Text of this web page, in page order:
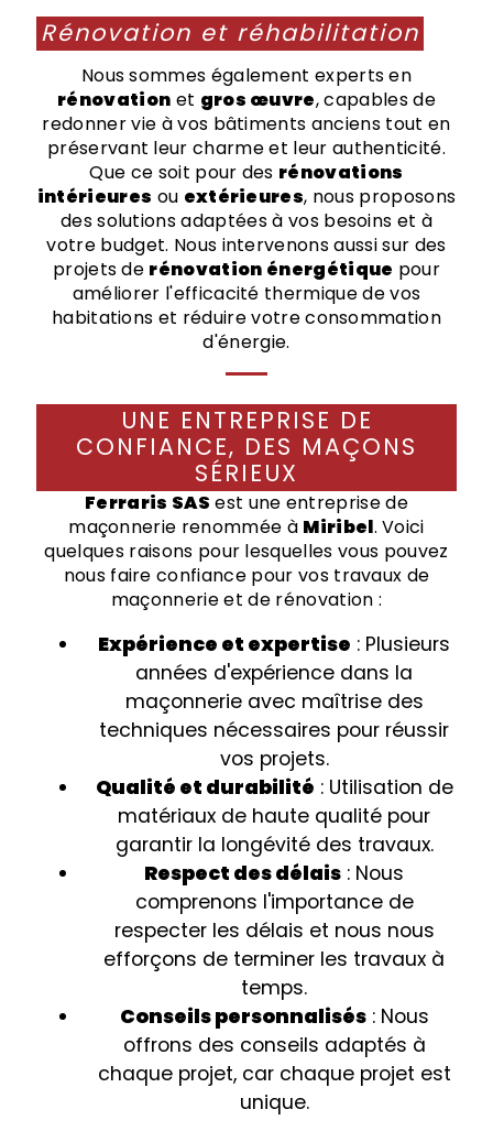
Rénovation et réhabilitation
Nous sommes également experts en
rénovation et gros œuvre, capables de
redonner vie à vos bâtiments anciens tout en
préservant leur charme et leur authenticité.
Que ce soit pour des rénovations
intérieures ou extérieures, nous proposons
des solutions adaptées à vos besoins et à
votre budget. Nous intervenons aussi sur des
projets de rénovation énergétique pour
améliorer l'efficacité thermique de vos
habitations et réduire votre consommation
d'énergie.
UNE ENTREPRISE DE
CONFIANCE, DES MAÇONS
SÉRIEUX
Ferraris SAS est une entreprise de
maçonnerie renommée à Miribel. Voici
quelques raisons pour lesquelles vous pouvez
nous faire confiance pour vos travaux de
maçonnerie et de rénovation :
Expérience et expertise : Plusieurs
années d'expérience dans la
maçonnerie avec maîtrise des
techniques nécessaires pour réussir
vos projets.
Qualité et durabilité : Utilisation de
matériaux de haute qualité pour
garantir la longévité des travaux.
Respect des délais : Nous
comprenons l'importance de
respecter les délais et nous nous
efforçons de terminer les travaux à
temps.
Conseils personnalisés: Nous
offrons des conseils adaptés à
chaque projet, car chaque projet est
unique.